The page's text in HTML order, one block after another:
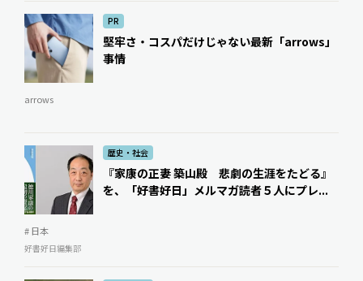
PR
堅牢さ・コスパだけじゃない最新「arrows」
事情
arrows
歴史・社会
『家康の正妻 築山殿 悲劇の生涯をたどる』
を、「好書好日」メルマガ読者５人にプレ...
# 日本
好書好日編集部